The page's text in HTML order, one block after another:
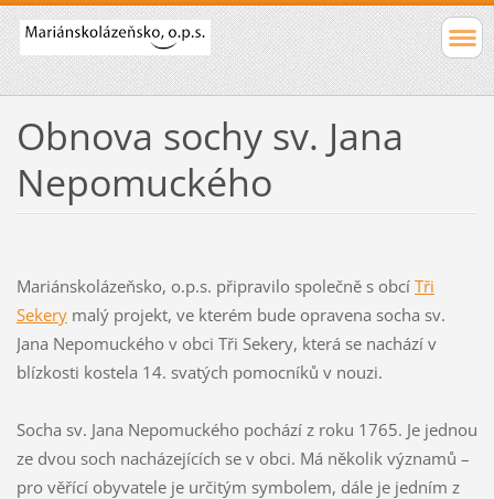
Obnova sochy sv. Jana
Nepomuckého
Mariánskolázeňsko, o.p.s. připravilo společně s obcí Tři
Sekerymalý projekt, ve kterém bude opravena socha sv.
Jana Nepomuckého v obci Tři Sekery, která se nachází v
blízkosti kostela 14. svatých pomocníků v nouzi.
Socha sv. Jana Nepomuckého pochází z roku 1765. Je jednou
ze dvou soch nacházejících se v obci. Má několik významů –
pro věřící obyvatele je určitým symbolem, dále je jedním z